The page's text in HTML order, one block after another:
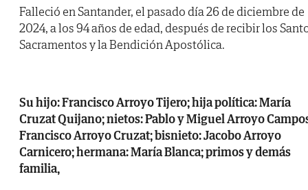
Falleció en Santander, el pasado día 26 de diciembre de
2024, a los 94 años de edad, después de recibir los
Sacramentos y la Bendición Apostólica.
Su hijo: Francisco Arroyo Tijero; hija política: María
Cruzat Quijano; nietos: Pablo y Miguel Arroyo
Francisco Arroyo Cruzat; bisnieto: Jacobo Arroyo
Carnicero; hermana: María Blanca; primos y demás
familia,